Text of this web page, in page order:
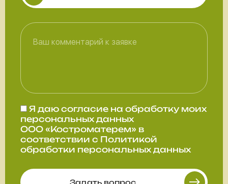
Я даю согласие на обработку моих
персональных данных
ООО «Костроматерем» в
соответствии с Политикой
обработки персональных данных
Задать вопрос